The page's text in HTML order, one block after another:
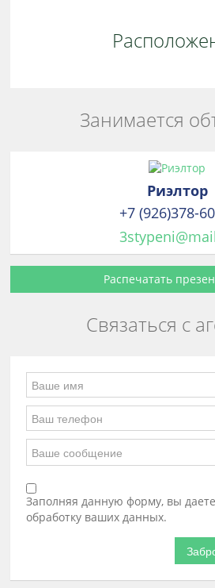
Занимается
Риэлтор
+7 (926)378-
Распечатать
Связаться с
Заполняя данную форму, вы
обработку ваших данных.